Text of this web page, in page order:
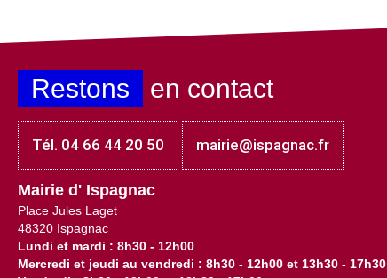
Restons en contact
Tél. 04 66 44 20 50 mairie@ispagnac.fr
Mairie d' Ispagnac
Place Jules Laget
48320 Ispagnac
Lundi et mardi : 8h30 - 12h00
Mercredi et jeudi au vendredi : 8h30 - 12h00 et 13h30 - 17h30